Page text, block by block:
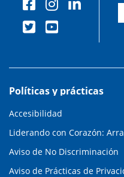
Políticas y prácticas
Accesibilidad
Liderando con Corazón:
Aviso de No Discriminación
Aviso de Prácticas de